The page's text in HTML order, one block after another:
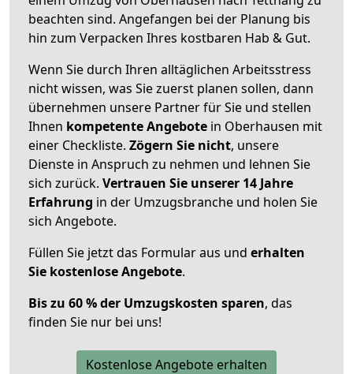
beachten sind. Angefangen bei der Planung bis
hin zum Verpacken Ihres kostbaren Hab & Gut.
Wenn Sie durch Ihren alltäglichen Arbeitsstress
nicht wissen, was Sie zuerst planen sollen, dann
übernehmen unsere Partner für Sie und stellen
Ihnen kompetente Angebote in Oberhausen mit
einer Checkliste. Zögern Sie nicht, unsere
Dienste in Anspruch zu nehmen und lehnen Sie
sich zurück. Vertrauen Sie unserer 14 Jahre
Erfahrung in der Umzugsbranche und holen Sie
sich Angebote.
Füllen Sie jetzt das Formular aus und erhalten
Sie kostenlose Angebote.
Bis zu 60 % der Umzugskosten sparen, das
finden Sie nur bei uns!
Kostenlose Angebote erhalten